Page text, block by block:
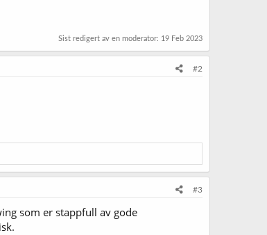
Sist redigert av en moderator: 19 Feb 2023
#2
#3
som er stappfull av gode